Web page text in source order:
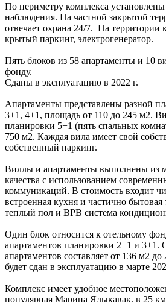
По периметру комплекса
наблюдения. На частной закрытой
отвечает охрана 24/7. На территории
крытый паркинг, электрогенератор.
Пять блоков из 58 апартаменты и 10
фонду.
Сданы в эксплуатацию в 2022 г.
Апартаменты представлены разной
3+1, 4+1, площадь от 110 до 245 м2.
планировки 5+1 (пять спальных
750 м2. Каждая вила имеет свой
собственный паркинг.
Виллы и апартаменты выполнены из
качества с использованием
коммуникаций. В стоимость входит
встроенная кухня и частично
теплый пол и ВРВ система
Один блок относится к отельному
апартаментов планировки 2+1 и 3+1.
апартаментов составляет от 136 м2
будет сдан в эксплуатацию в марте
Комплекс имеет удобное
популярная Марина Ялыкавак, в 25